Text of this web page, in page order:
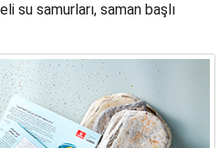
su samurları, saman başlı